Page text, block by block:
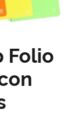
Folio